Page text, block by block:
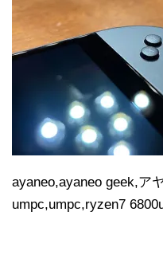
ayaneo,ayaneo geek,ア
umpc,umpc,ryzen7